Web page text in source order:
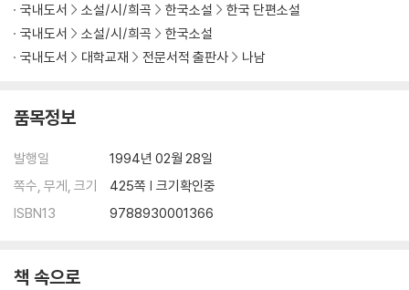
국내도서 소설/시/희곡 한국소설
한국 단편소설
국내도서
소설/시/희곡
한국소설
국내도서
대학교재 전문서적 출판사 나남
품목정보
발행일
1994년 02월 28일
쪽수, 무게, 크기
425쪽 | 크기확인중
ISBN13
9788930001366
책 속으로